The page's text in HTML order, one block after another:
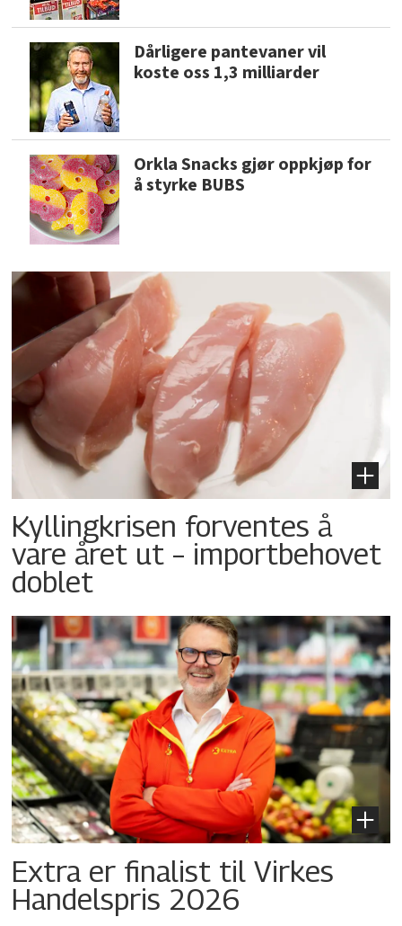
Dårligere pantevaner vil
koste oss 1,3 milliarder
Orkla Snacks gjør oppkjøp for
å styrke BUBS
Kyllingkrisen forventes å
vare året ut – importbehovet
doblet
Extra er finalist til Virkes
Handelspris 2026